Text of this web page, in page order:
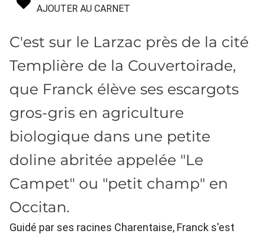
AJOUTER AU CARNET
C'est sur le Larzac près de la cité
Templière de la Couvertoirade,
que Franck élève ses escargots
gros-gris en agriculture
biologique dans une petite
doline abritée appelée "Le
Campet" ou "petit champ" en
Occitan.
Guidé par ses racines Charentaise, Franck s'est